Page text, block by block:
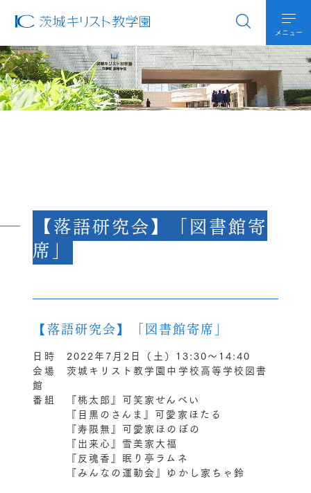
メニュー
【落語研究会】「図書館寄
席」
【落語研究会】「図書館寄席」
日時 2022年7月2日（土）13:30～14:40
会場 茨城キリスト教学園中学校高等学校図書
館
番組 『桃太郎』可笑家せんべい
『目黒のさんま』可愛家ほたる
『寿限無』可愛家ほのぼの
『出来心』雪美家大福
『反魂香』眠り亭ラムネ
『みんなの運動会』ゆかし家ちゃ鈴